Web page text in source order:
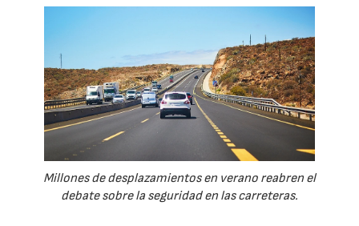
Millones de desplazamientos en verano reabren el
debate sobre la seguridad en las carreteras.